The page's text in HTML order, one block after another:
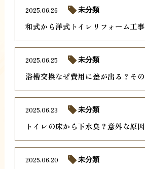
和式から洋式トイレリフォーム工
2025.06.26 未分類
浴槽交換なぜ費用に差が出る？そ
2025.06.25 未分類
トイレの床から下水臭？意外な原
2025.06.23 未分類
2025.06.20 未分類